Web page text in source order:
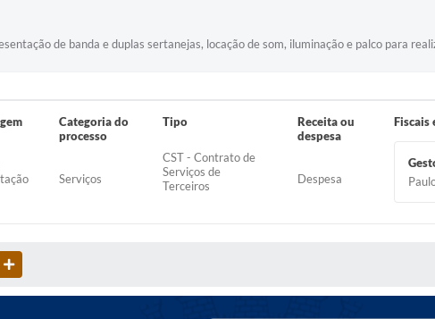
de banda e duplas sertanejas, locação de som, iluminação e palco para
Categoria do
processo
Serviços
Tipo
CST - Contrato de
Serviços de
Terceiros
Receita ou
despesa
Despesa
Fiscais